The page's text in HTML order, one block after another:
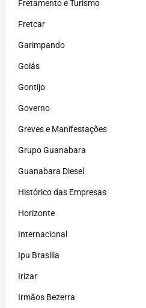
Fretamento e Turismo
Fretcar
Garimpando
Goiás
Gontijo
Governo
Greves e Manifestações
Grupo Guanabara
Guanabara Diesel
Histórico das Empresas
Horizonte
Internacional
Ipu Brasilia
Irizar
Irmãos Bezerra